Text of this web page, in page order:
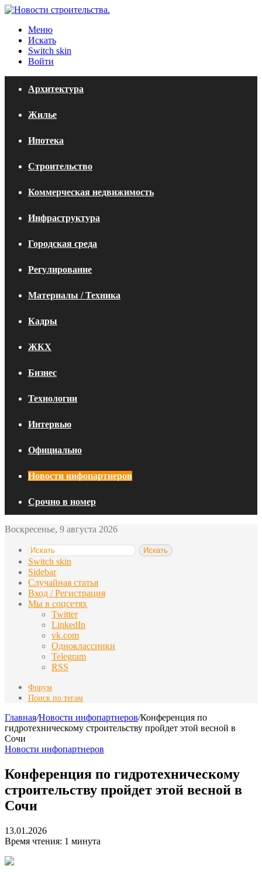
Меню
Искать
Switch skin
Войти
Архитектура
Жилье
Ипотека
Строительство
Коммерческая недвижимость
Инфраструктура
Городская среда
Регулирование
Материалы / Техника
Кадры
ЖКХ
Бизнес
Технологии
Интервью
Официально
Новости инфопартнеров
Срочно в номер
Воскресенье, 9 августа 2026
Искать
Switch skin
Sidebar
Случайная статья
Вход / Регистрация
Мы в соцсетях
Twitter
LinkedIn
vk.com
Одноклассники
Telegram
RSS
Форум
Поиск по тегам
Главная/Новости инфопартнеров/Конференция по
гидротехническому строительству пройдет этой весной в
Сочи
Новости инфопартнеров
Конференция по гидротехническому
строительству пройдет этой весной в
Сочи
13.01.2026
Время чтения: 1 минута